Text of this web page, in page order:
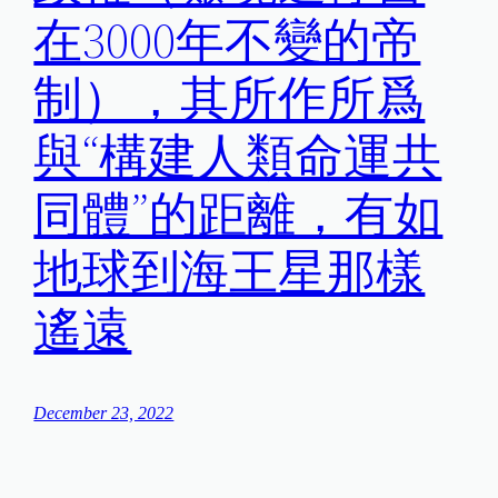
在3000年不變的帝
制），其所作所爲
與“構建人類命運共
同體”的距離，有如
地球到海王星那樣
遙遠
December 23, 2022